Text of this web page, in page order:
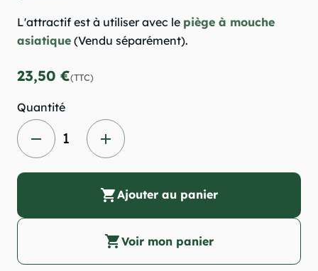
L'attractif est à utiliser avec le piège à mouche
asiatique (Vendu séparément).
23,50 €(TTC)
Quantité
remove add
shopping_cartAjouter au panier
shopping_cartVoir mon panier